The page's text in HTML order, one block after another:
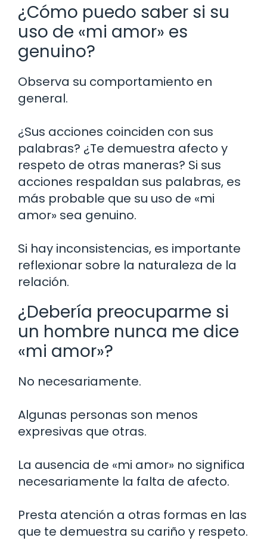
¿Cómo puedo saber si su
uso de «mi amor» es
genuino?
Observa su comportamiento en
general.
¿Sus acciones coinciden con sus
palabras? ¿Te demuestra afecto y
respeto de otras maneras? Si sus
acciones respaldan sus palabras, es
más probable que su uso de «mi
amor» sea genuino.
Si hay inconsistencias, es importante
reflexionar sobre la naturaleza de la
relación.
¿Debería preocuparme si
un hombre nunca me dice
«mi amor»?
No necesariamente.
Algunas personas son menos
expresivas que otras.
La ausencia de «mi amor» no significa
necesariamente la falta de afecto.
Presta atención a otras formas en las
que te demuestra su cariño y respeto.